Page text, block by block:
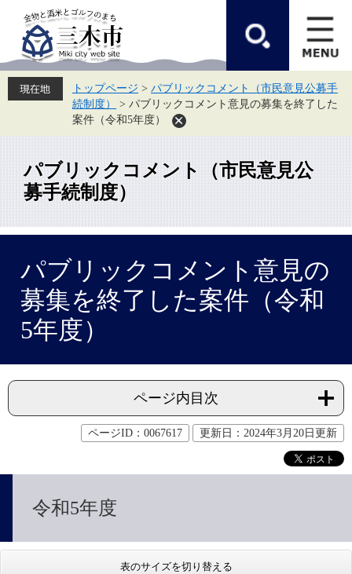
先
頭
を
飛
本
トップページ > パブリックコメント（市民意見公募手
続制度）
> パブリックコメント意見の募集を終了した
案件（令和5年度）
パブリックコメント（市民意見公
募手続制度）
パブリックコメント意見の
募集を終了した案件（令和
5年度）
ページ内目次
ページID：0067617 更新日：2024年3月20日更新
令和5年度
表のサイズを切り替える